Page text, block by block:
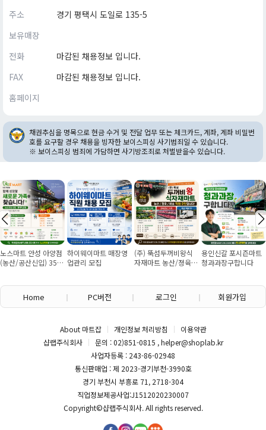
주소
경기 평택시 도일로 135-5
보유매장
전화
마감된 채용정보 입니다.
FAX
마감된 채용정보 입니다.
홈페이지
채권추심을 명목으로 현금 수거 및 전달 업무 또는 체크카드, 계좌, 계좌 비밀번
호를 요구할 경우 채용을 빙자한 보이스피싱 사기범죄일 수 있습니다.
※ 보이스피싱 범죄에 가담하면 사기방조죄로 처벌받을수 있습니다.
노스마트 안성 아양점
(농산/공산신입) 355
하이웨이마트 매장영
업관리 모집
(주) 뚝섬두꺼비왕식
자재마트 농산/졍육/
용인신갈 포시즌마트
청과과장구합니다
Home PC버전 로그인 회원가입
About 마트잡 개인정보 처리방침
이용약관
샵랩주식회사
문의 : 02)851-0815 , helper@shoplab.kr
사업자등록 : 243-86-02948
통신판매업 : 제 2023-경기부천-3990호
경기 부천시 부흥로 71, 2718-304
직업정보제공사업:J1512020230007
Copyright©샵랩주식회사. All rights reserved.